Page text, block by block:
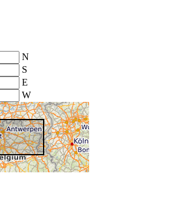
N
S
E
W